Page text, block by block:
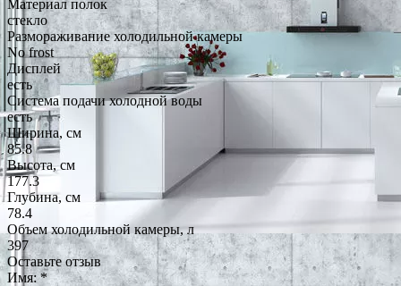
Материал полок
стекло
Размораживание холодильной камеры
No frost
Дисплей
есть
Система подачи холодной воды
есть
Ширина, см
85.8
Высота, см
177.3
Глубина, см
78.4
Объем холодильной камеры, л
397
Оставьте отзыв
Имя:*